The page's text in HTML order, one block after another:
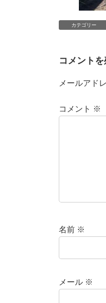
カテゴリー
コメント
メールアド
コメント ※
名前 ※
メール ※